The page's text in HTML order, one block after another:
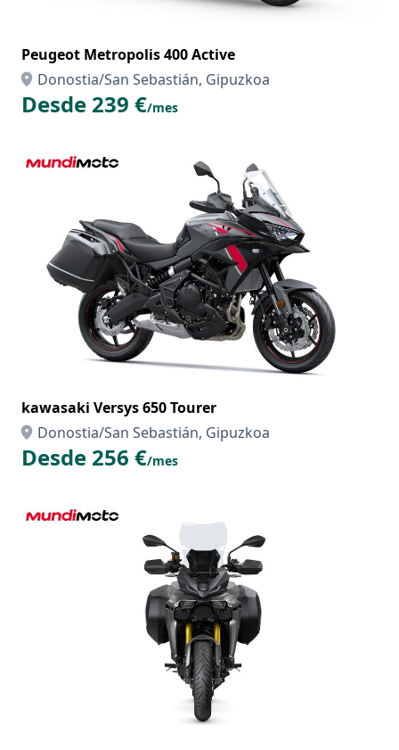
Peugeot Metropolis 400 Active
Donostia/San Sebastián, Gipuzkoa
Desde 239 €/mes
kawasaki Versys 650 Tourer
Donostia/San Sebastián, Gipuzkoa
Desde 256 €/mes